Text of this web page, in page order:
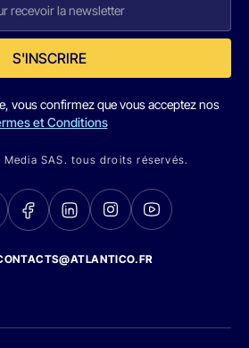
S'INSCRIRE
vous confirmez que vous acceptez nos
et Conditions
SAS. tous droits réservés.